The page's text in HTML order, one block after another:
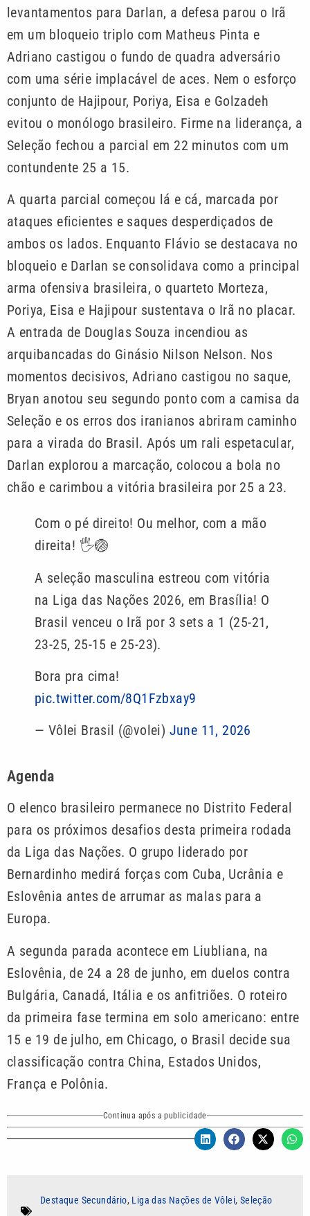
levantamentos para Darlan, a defesa parou o Irã
em um bloqueio triplo com Matheus Pinta e
Adriano castigou o fundo de quadra adversário
com uma série implacável de aces. Nem o esforço
conjunto de Hajipour, Poriya, Eisa e Golzadeh
evitou o monólogo brasileiro. Firme na liderança, a
Seleção fechou a parcial em 22 minutos com um
contundente 25 a 15.
A quarta parcial começou lá e cá, marcada por
ataques eficientes e saques desperdiçados de
ambos os lados. Enquanto Flávio se destacava no
bloqueio e Darlan se consolidava como a principal
arma ofensiva brasileira, o quarteto Morteza,
Poriya, Eisa e Hajipour sustentava o Irã no placar.
A entrada de Douglas Souza incendiou as
arquibancadas do Ginásio Nilson Nelson. Nos
momentos decisivos, Adriano castigou no saque,
Bryan anotou seu segundo ponto com a camisa da
Seleção e os erros dos iranianos abriram caminho
para a virada do Brasil. Após um rali espetacular,
Darlan explorou a marcação, colocou a bola no
chão e carimbou a vitória brasileira por 25 a 23.
Com o pé direito! Ou melhor, com a mão
direita! 🖐️🏐
A seleção masculina estreou com vitória
na Liga das Nações 2026, em Brasília! O
Brasil venceu o Irã por 3 sets a 1 (25-21,
23-25, 25-15 e 25-23).
Bora pra cima!
pic.twitter.com/8Q1Fzbxay9
— Vôlei Brasil (@volei) June 11, 2026
Agenda
O elenco brasileiro permanece no Distrito Federal
para os próximos desafios desta primeira rodada
da Liga das Nações. O grupo liderado por
Bernardinho medirá forças com Cuba, Ucrânia e
Eslovênia antes de arrumar as malas para a
Europa.
A segunda parada acontece em Liubliana, na
Eslovênia, de 24 a 28 de junho, em duelos contra
Bulgária, Canadá, Itália e os anfitriões. O roteiro
da primeira fase termina em solo americano: entre
15 e 19 de julho, em Chicago, o Brasil decide sua
classificação contra China, Estados Unidos,
França e Polônia.
Continua após a publicidade
Destaque Secundário, Liga das Nações de Vôlei, Seleção